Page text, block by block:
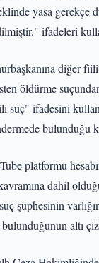
yasa gerekçe
ifadeleri
diğer
öldürme
suç" ifadesini
bulunduğu
platformu
dahil
şüphesinin
altı